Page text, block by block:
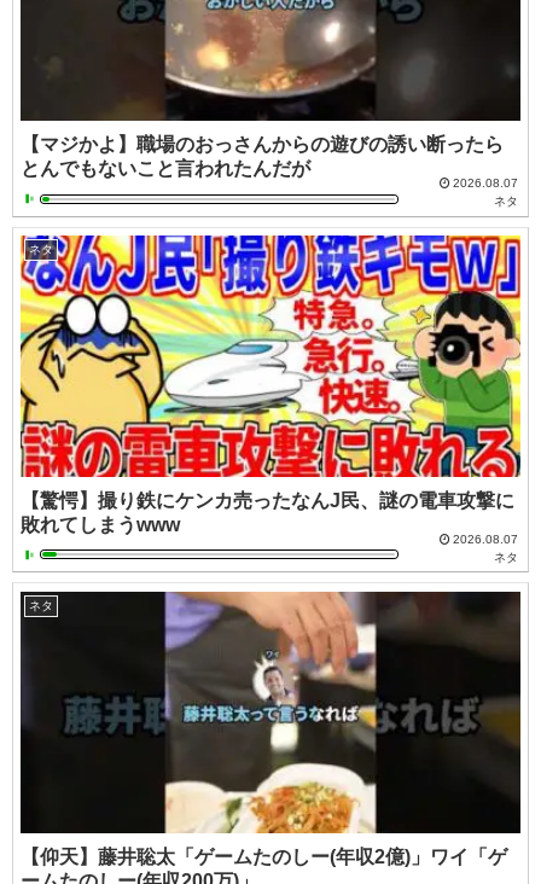
【マジかよ】職場のおっさんからの遊びの誘い断ったら
とんでもないこと言われたんだが
2026.08.07
ネタ
ネタ
【驚愕】撮り鉄にケンカ売ったなんJ民、謎の電車攻撃に
敗れてしまうwww
2026.08.07
ネタ
ネタ
【仰天】藤井聡太「ゲームたのしー(年収2億)」ワイ「ゲ